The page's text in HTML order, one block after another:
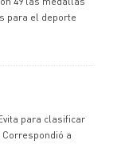
para el deporte
para clasificar
a